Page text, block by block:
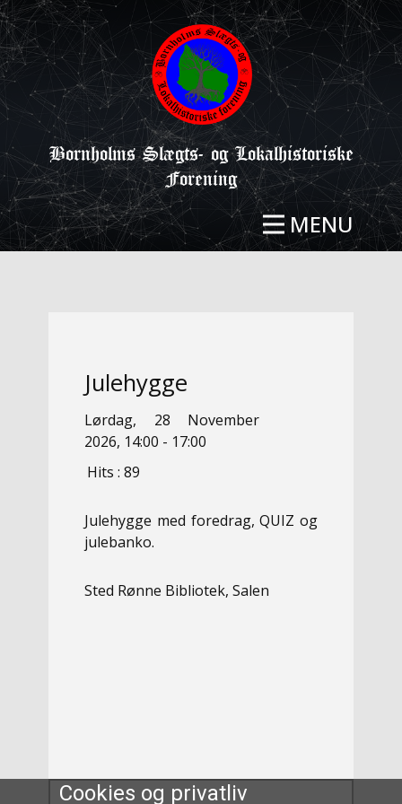
Bornholms Slægts- og Lokalhistoriske
Forening
MENU
Julehygge
Lørdag, 28 November
2026, 14:00 - 17:00
Hits : 89
Julehygge med foredrag, QUIZ og
julebanko.
Sted Rønne Bibliotek, Salen
Cookies og privatliv